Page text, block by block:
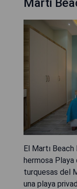
Marti
El Martı
hermosa Playa
turquesas del
una playa